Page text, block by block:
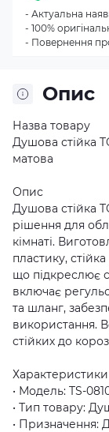
Опис
Назва товару
Душова стійка
матова
Опис
Душова стійка
рішення для
кімнаті.
пластику,
що підкреслює
включає
та шланг,
використання.
стійких до
Характеристики
• Модель: TS-
• Тип товару:
• Призначення:
- Актуальна
- 100%
- Повернення